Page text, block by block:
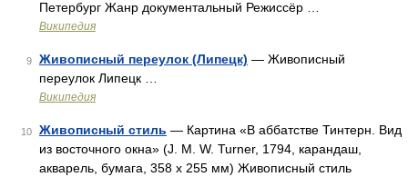
Петербург Жанр документальный Режиссёр …
Википедия
9 Живописный переулок (Липецк) — Живописный
переулок Липецк …
Википедия
10 Живописный стиль — Картина «В аббатстве Тинтерн. Вид
из восточного окна» (J. M. W. Turner, 1794, карандаш,
акварель, бумага, 358 x 255 мм) Живописный стиль